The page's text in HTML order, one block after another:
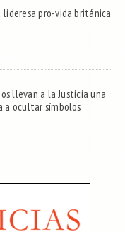
lideresa pro-vida británica
llevan a la Justicia una
a ocultar símbolos